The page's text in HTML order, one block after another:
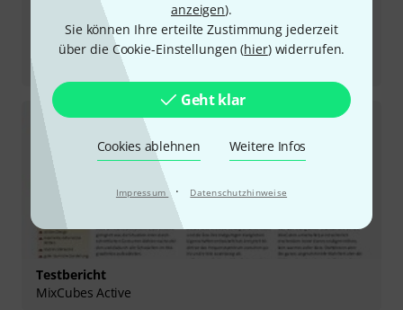
anzeigen).
Sie können Ihre erteilte Zustimmung jederzeit
über die Cookie-Einstellungen (hier) widerrufen.
Geht klar
Cookies ablehnen Weitere Infos
Impressum · Datenschutzhinweise
Testbericht
MixCubes cream
Testbericht
MixCubes Active